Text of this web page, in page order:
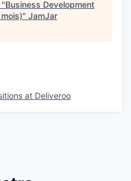
"Business Development
" JamJar
at Deliveroo
by Getro.com